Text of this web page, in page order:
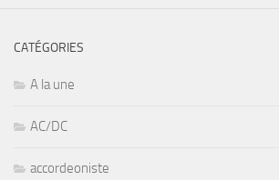
CATÉGORIES
A la une
AC/DC
accordeoniste